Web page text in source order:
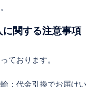
関する注意事項
ております。
：代金引換でお届けい